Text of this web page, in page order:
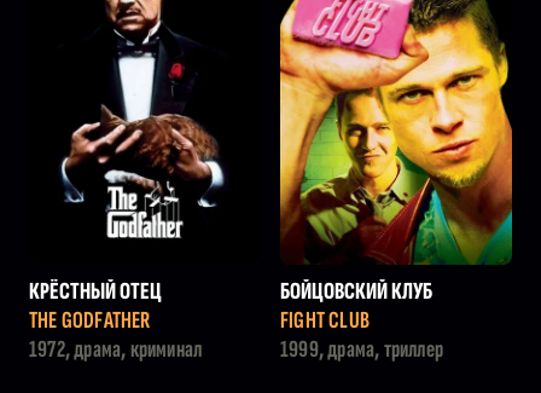
КРЁСТНЫЙ ОТЕЦ
THE GODFATHER
1972, драма, криминал
БОЙЦОВСКИЙ КЛУБ
FIGHT CLUB
1999, драма, триллер